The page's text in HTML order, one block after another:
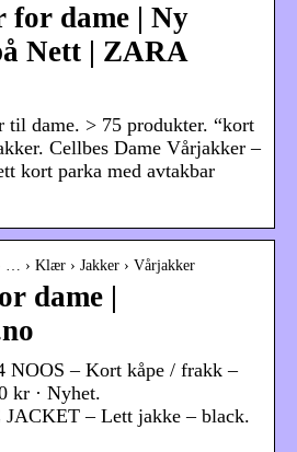
dame | Ny
Nett | ZARA
til dame. > 75 produkter. “kort
Cellbes Dame Vårjakker –
kort parka med avtakbar
… › Klær › Jakker › Vårjakker
dame |
NOOS – Kort kåpe / frakk –
kr · Nyhet.
– Lett jakke – black.